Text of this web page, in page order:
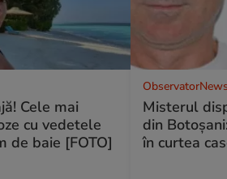
Cele mai
cu vedetele
de baie [FOTO]
Misterul
din
în curtea